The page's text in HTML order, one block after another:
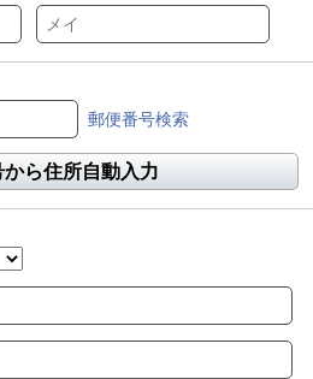
郵便番号検索
ら住所自動入力